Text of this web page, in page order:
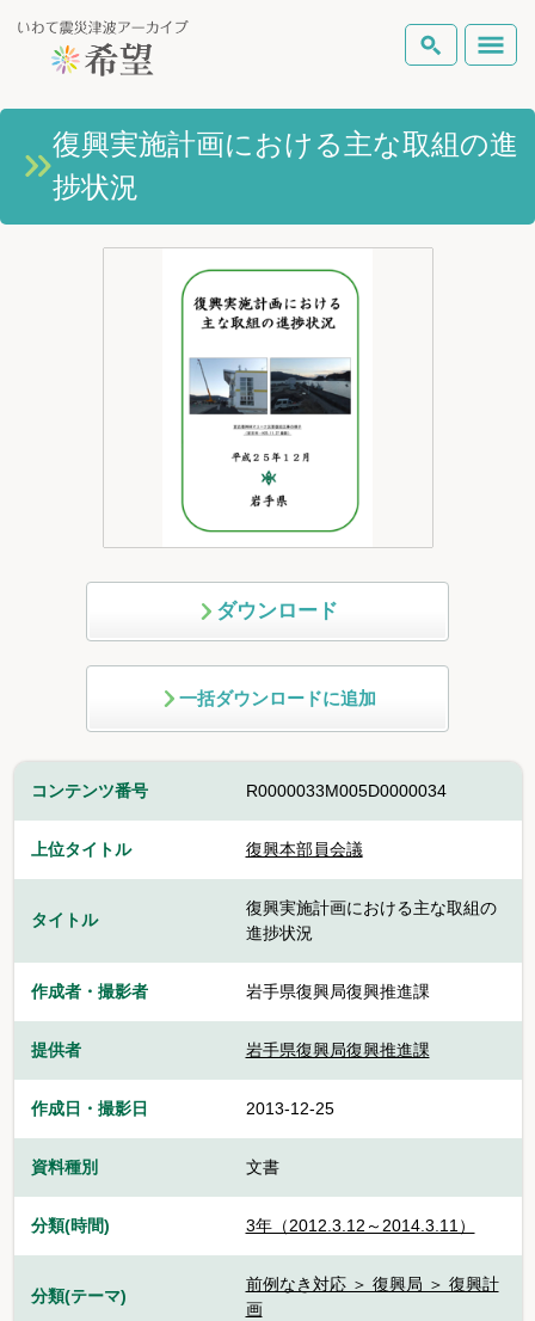
いわて震災津波アーカイブとは
岩手県の被害状況
Foreign Laguage
検索
復興実施計画における主な取組の進
捗状況
ダウンロード
一括ダウンロードに追加
コンテンツ番号 R0000033M005D0000034
上位タイトル 復興本部員会議
タイトル
復興実施計画における主な取組の
進捗状況
作成者・撮影者 岩手県復興局復興推進課
提供者 岩手県復興局復興推進課
作成日・撮影日 2013-12-25
資料種別 文書
分類(時間) 3年（2012.3.12～2014.3.11）
分類(テーマ)
前例なき対応 ＞ 復興局 ＞ 復興計
画